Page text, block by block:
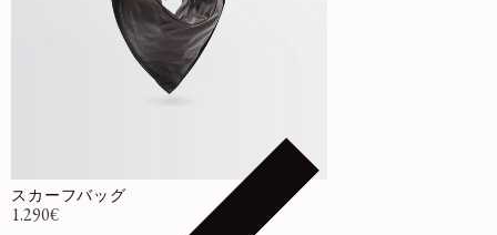
スカーフバッグ
通常価格
1.290€